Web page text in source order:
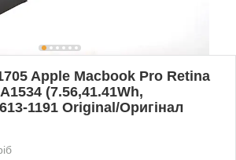
Apple Macbook Pro Retina
(7.56,41.41Wh,
1191 Original/Оригінал